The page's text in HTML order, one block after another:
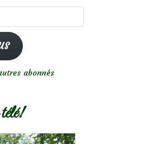
abonnés